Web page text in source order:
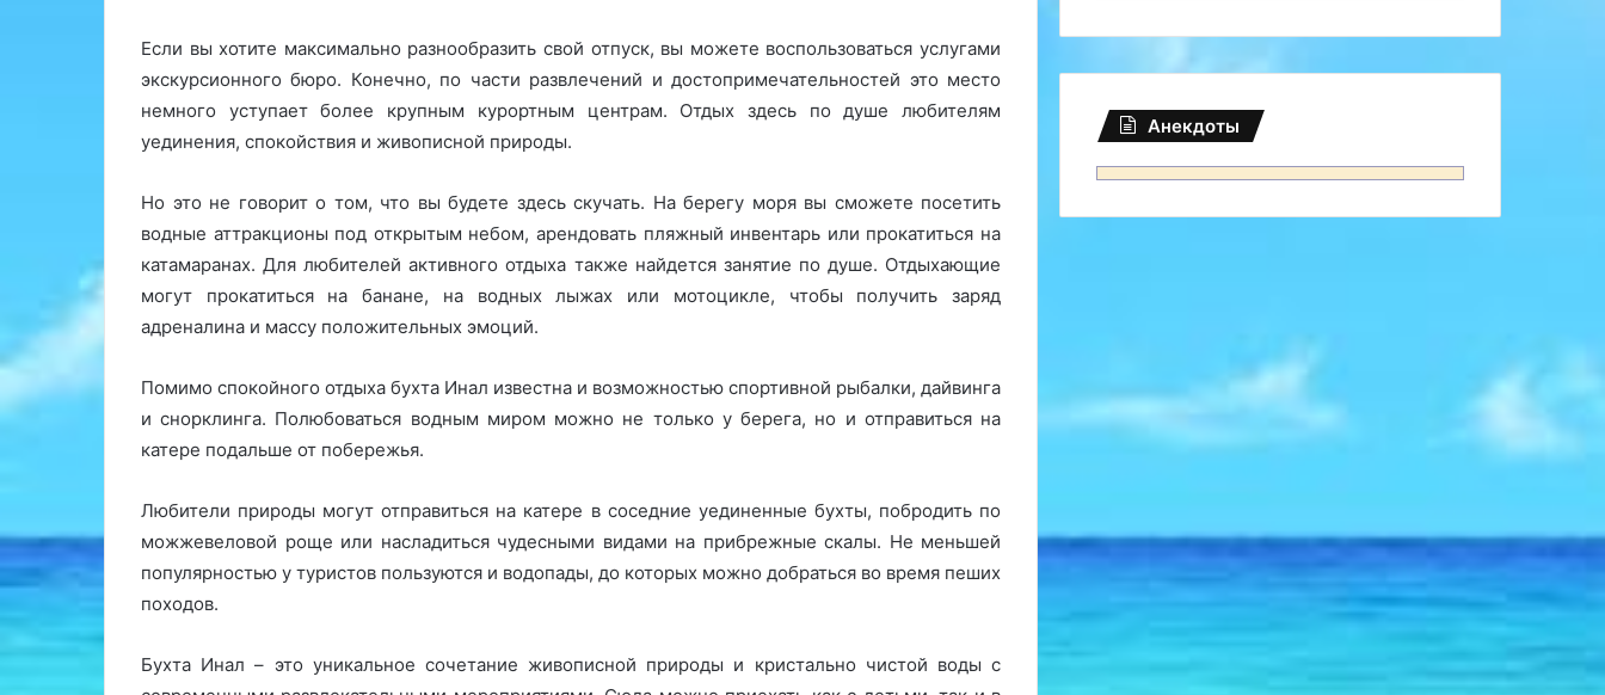
Если вы хотите максимально разнообразить свой отпуск, вы можете воспользоваться услугами
экскурсионного бюро. Конечно, по части развлечений и достопримечательностей это место
немного уступает более крупным курортным центрам. Отдых здесь по душе любителям
уединения, спокойствия и живописной природы.
Но это не говорит о том, что вы будете здесь скучать. На берегу моря вы сможете посетить
водные аттракционы под открытым небом, арендовать пляжный инвентарь или прокатиться на
катамаранах. Для любителей активного отдыха также найдется занятие по душе. Отдыхающие
могут прокатиться на банане, на водных лыжах или мотоцикле, чтобы получить заряд
адреналина и массу положительных эмоций.
Помимо спокойного отдыха бухта Инал известна и возможностью спортивной рыбалки, дайвинга
и снорклинга. Полюбоваться водным миром можно не только у берега, но и отправиться на
катере подальше от побережья.
Любители природы могут отправиться на катере в соседние уединенные бухты, побродить по
можжевеловой роще или насладиться чудесными видами на прибрежные скалы. Не меньшей
популярностью у туристов пользуются и водопады, до которых можно добраться во время пеших
походов.
Бухта Инал – это уникальное сочетание живописной природы и кристально чистой воды с
Анекдоты